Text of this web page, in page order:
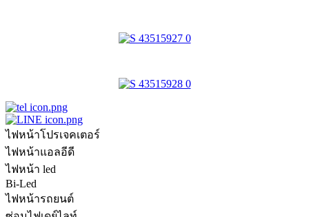
ไฟหน้าโปรเจคเตอร์
ไฟหน้าแอลอีดี
ไฟหน้า led
Bi-Led
ไฟหน้ารถยนต์